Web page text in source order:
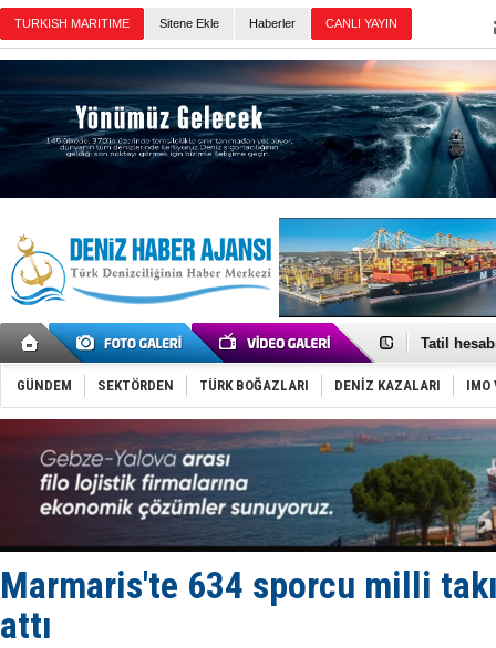
Sitene Ekle Haberler
Rus
Tatil
Rusya,
Enejota
Denizcilik
‘14.
Taksi
TÜRKLİM
SOCAR
Dünyanın
GÜNDEM SEKTÖRDEN TÜRK BOĞAZLARI DENİZ KAZALARI IMO
Marmaris'te 634 sporcu milli
attı